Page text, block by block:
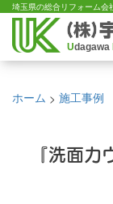
埼玉県の総合リフォーム
Udagawa
ホーム > 施工事例
『洗面カ